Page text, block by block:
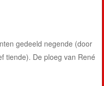
gedeeld negende (door
tiende). De ploeg van René